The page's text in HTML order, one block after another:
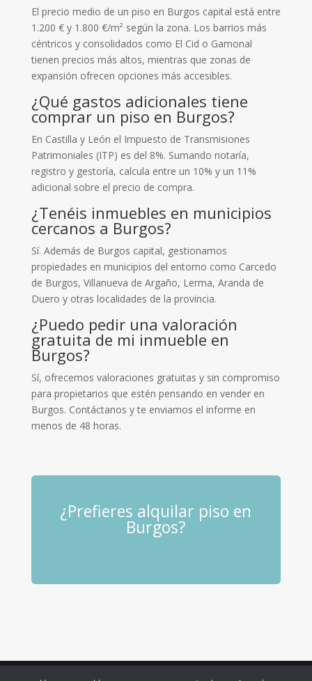
El precio medio de un piso en Burgos capital está entre
1.200 € y 1.800 €/m² según la zona. Los barrios más
céntricos y consolidados como El Cid o Gamonal
tienen precios más altos, mientras que zonas de
expansión ofrecen opciones más accesibles.
¿Qué gastos adicionales tiene
comprar un piso en Burgos?
En Castilla y León el Impuesto de Transmisiones
Patrimoniales (ITP) es del 8%. Sumando notaría,
registro y gestoría, calcula entre un 10% y un 11%
adicional sobre el precio de compra.
¿Tenéis inmuebles en municipios
cercanos a Burgos?
Sí. Además de Burgos capital, gestionamos
propiedades en municipios del entorno como Carcedo
de Burgos, Villanueva de Argaño, Lerma, Aranda de
Duero y otras localidades de la provincia.
¿Puedo pedir una valoración
gratuita de mi inmueble en
Burgos?
Sí, ofrecemos valoraciones gratuitas y sin compromiso
para propietarios que estén pensando en vender en
Burgos. Contáctanos y te enviamos el informe en
menos de 48 horas.
¿Prefieres alquilar piso en
Burgos?